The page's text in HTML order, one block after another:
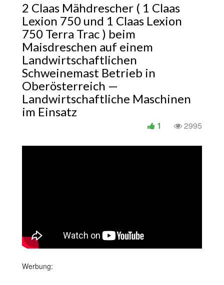
2 Claas Mähdrescher ( 1 Claas
Lexion 750 und 1 Claas Lexion
750 Terra Trac ) beim
Maisdreschen auf einem
Landwirtschaftlichen
Schweinemast Betrieb in
Oberösterreich —
Landwirtschaftliche Maschinen
im Einsatz
2995
1
Werbung: